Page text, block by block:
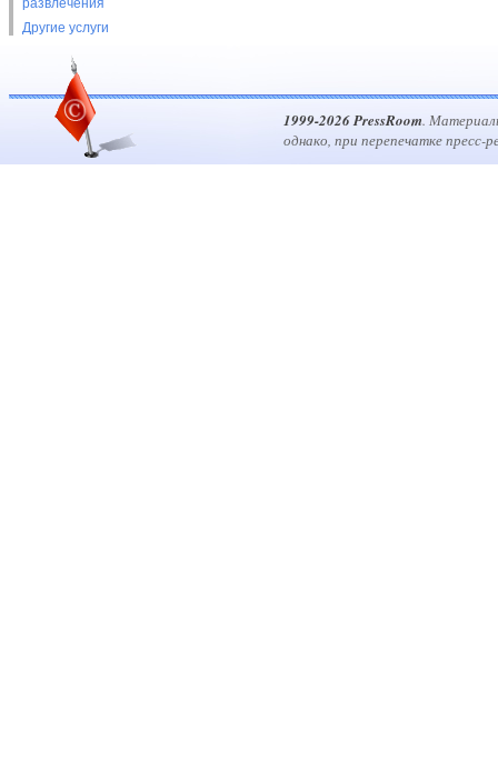
развлечения
Другие услуги
1999-2026 PressRoom.
однако, при перепечатке пресс-